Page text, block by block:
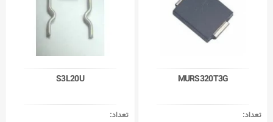
MURS320T3G
تعداد:
S3L20U
تعداد: